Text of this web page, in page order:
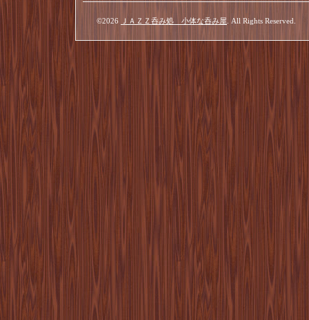
©2026 ＪＡＺＺ呑み処 小体な呑み屋 . All Rights Reserved.